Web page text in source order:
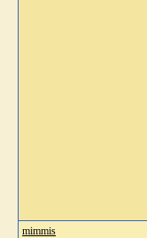
mimmis